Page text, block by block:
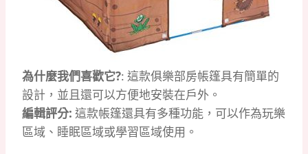
為什麼我們喜歡它?: 這款俱樂部房帳篷具有簡單的
設計，並且還可以方便地安裝在戶外。
編輯評分: 這款帳篷還具有多種功能，可以作為玩樂
區域、睡眠區域或學習區域使用。